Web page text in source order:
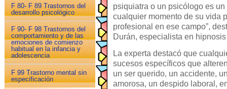
F 80- F 89 Trastornos del
desarrollo psicológico
F 90- F 98 Trastornos del
comportamiento y de las
emociones de comienzo
habitual en la infancia y
adolescencia
F 99 Trastorno mental sin
especificación
psiquiatra o un psicólogo es un
cualquier momento de su vida
profesional en ese campo”,
Durán, especialista en
La experta destacó que
sucesos específicos que
un ser querido, un accidente,
amorosa, un despido laboral,